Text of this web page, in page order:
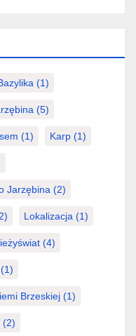
(1)
(5)
(1) Karp (1)
Jarzębina (2)
Lokalizacja (1)
(4)
(1)
Brzeskiej (1)
(2)